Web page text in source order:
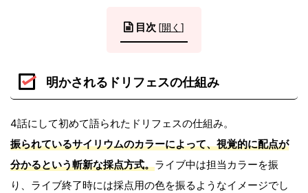
目次 [開く ]
明かされるドリフェスの仕組み
4話にして初めて語られたドリフェスの仕組み。
振られているサイリウムのカラーによって、視覚的に配点が
分かるという斬新な採点方式。ライブ中は担当カラーを振
り、ライブ終了時には採点用の色を振るようなイメージでし